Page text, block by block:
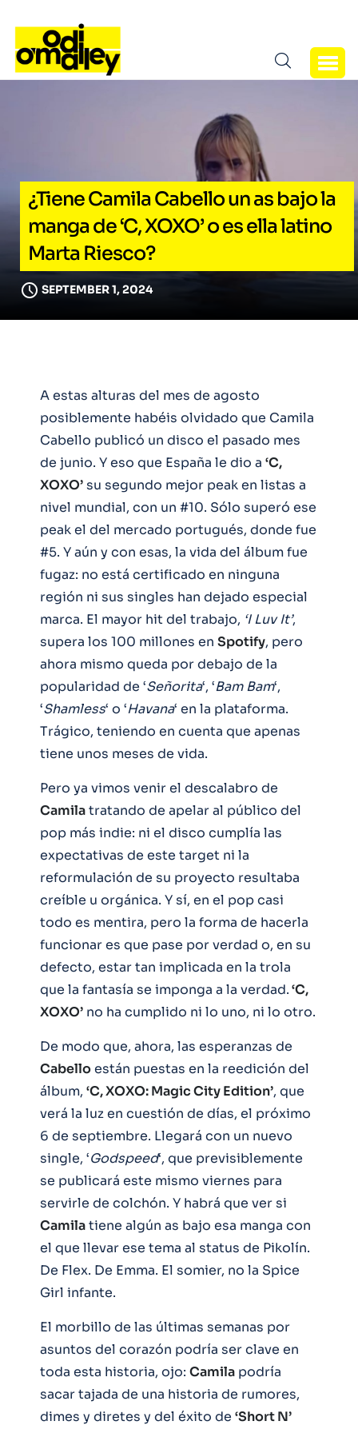
¿Tiene Camila Cabello un as bajo la
manga de ‘C, XOXO’ o es ella latino
Marta Riesco?
SEPTEMBER 1, 2024
A estas alturas del mes de agosto
posiblemente habéis olvidado que Camila
Cabello publicó un disco el pasado mes
de junio. Y eso que España le dio a ‘C,
XOXO’su segundo mejor peak en listas a
nivel mundial, con un #10. Sólo superó ese
peak el del mercado portugués, donde fue
#5. Y aún y con esas, la vida del álbum fue
fugaz: no está certificado en ninguna
región ni sus singles han dejado especial
marca. El mayor hit del trabajo, ‘I Luv It’,
supera los 100 millones en Spotify, pero
ahora mismo queda por debajo de la
popularidad de ‘Señorita‘, ‘Bam Bam‘,
‘Shamless‘ o ‘Havana‘ en la plataforma.
Trágico, teniendo en cuenta que apenas
tiene unos meses de vida.
Pero ya vimos venir el descalabro de
Camilatratando de apelar al público del
pop más indie: ni el disco cumplía las
expectativas de este target ni la
reformulación de su proyecto resultaba
creíble u orgánica. Y sí, en el pop casi
todo es mentira, pero la forma de hacerla
funcionar es que pase por verdad o, en su
defecto, estar tan implicada en la trola
que la fantasía se imponga a la verdad.‘C,
XOXO’ no ha cumplido ni lo uno, ni lo otro.
De modo que, ahora, las esperanzas de
Cabelloestán puestas en la reedición del
álbum, ‘C, XOXO: Magic City Edition’, que
verá la luz en cuestión de días, el próximo
6 de septiembre. Llegará con un nuevo
single, ‘Godspeed‘, que previsiblemente
se publicará este mismo viernes para
servirle de colchón. Y habrá que ver si
Camilatiene algún as bajo esa manga con
el que llevar ese tema al status de Pikolín.
De Flex. De Emma. El somier, no la Spice
Girl infante.
El morbillo de las últimas semanas por
asuntos del corazón podría ser clave en
toda esta historia, ojo: Camila podría
sacar tajada de una historia de rumores,
dimes y diretes y del éxito de ‘Short N’